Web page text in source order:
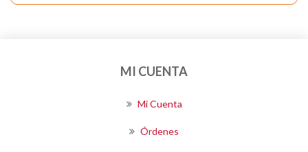
MI CUENTA
Mi Cuenta
Órdenes